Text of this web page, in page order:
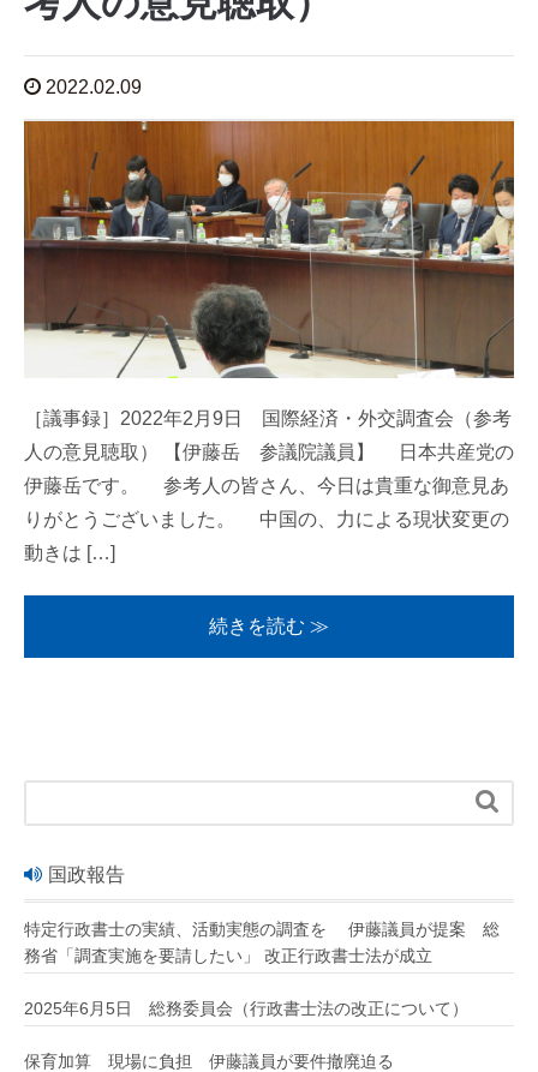
2022.02.09
［議事録］2022年2月9日 国際経済・外交調査会（参考
人の意見聴取） 【伊藤岳 参議院議員】 日本共産党の
伊藤岳です。 参考人の皆さん、今日は貴重な御意見あ
りがとうございました。 中国の、力による現状変更の
動きは […]
続きを読む ≫

国政報告
特定行政書士の実績、活動実態の調査を 伊藤議員が提案 総
務省「調査実施を要請したい」 改正行政書士法が成立
2025年6月5日 総務委員会（行政書士法の改正について）
保育加算 現場に負担 伊藤議員が要件撤廃迫る